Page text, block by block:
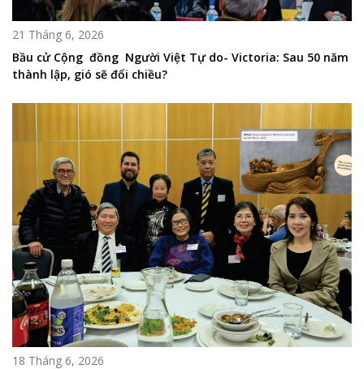
21 Tháng 6, 2026
Bầu cử Cộng đồng Người Việt Tự do- Victoria: Sau 50 năm
thành lập, gió sẽ đổi chiều?
18 Tháng 6, 2026